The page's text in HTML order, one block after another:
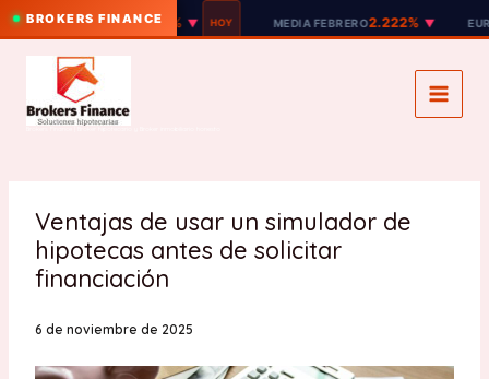
BROKERS FINANCE
EURIBOR 12M2.221% ▼ HOY MEDIA FEBRERO2.222% ▼ EURIBOR
contenido
Brokers Finance | Broker hipotecario y Broker inmobiliario honesto
Ventajas de usar un simulador de
hipotecas antes de solicitar
financiación
6 de noviembre de 2025